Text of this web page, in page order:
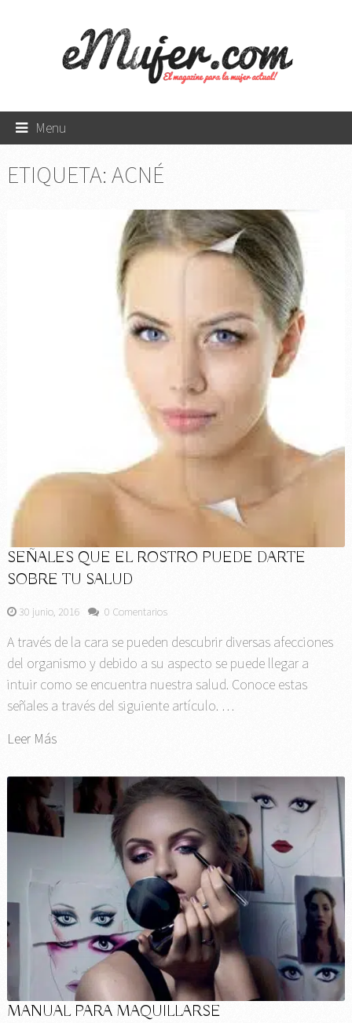
Menu
ETIQUETA: ACNÉ
SEÑALES QUE EL ROSTRO PUEDE DARTE
SOBRE TU SALUD
30 junio, 2016 0 Comentarios
A través de la cara se pueden descubrir diversas afecciones
del organismo y debido a su aspecto se puede llegar a
intuir como se encuentra nuestra salud. Conoce estas
señales a través del siguiente artículo. …
Leer Más
MANUAL PARA MAQUILLARSE